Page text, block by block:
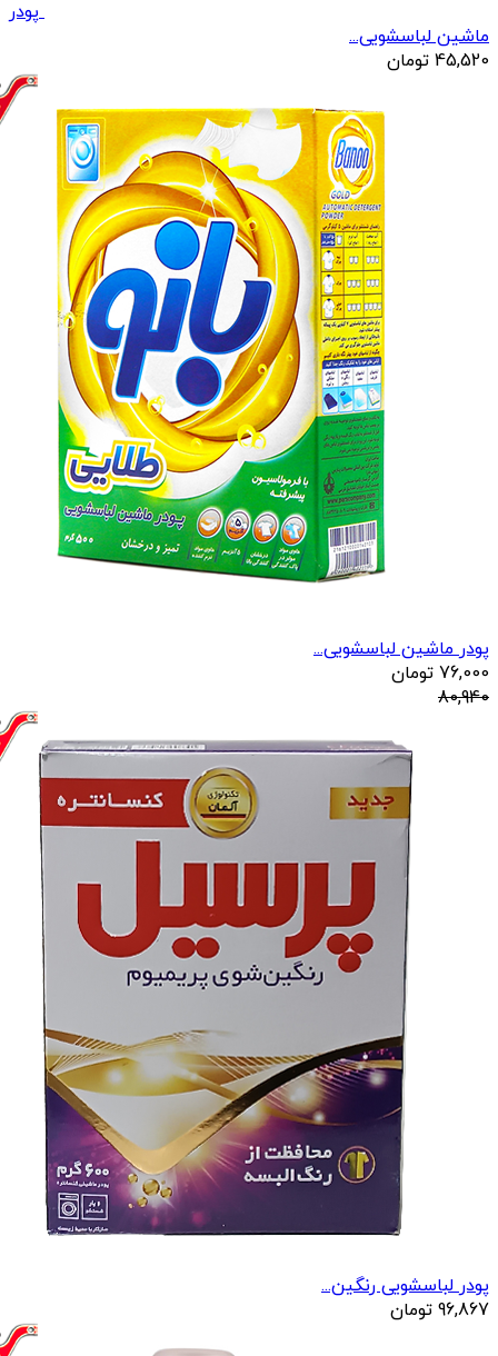
پودر
ماشین لباسشویی...
45,520 تومان
پودر ماشین لباسشویی...
76,000 تومان
80,940
پودر لباسشویی رنگین...
96,867 تومان